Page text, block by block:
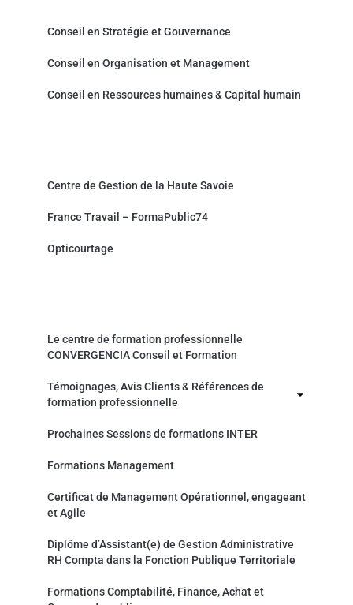
Conseil en Stratégie et Gouvernance
Conseil en Organisation et Management
Conseil en Ressources humaines & Capital humain
Centre de Gestion de la Haute Savoie
France Travail – FormaPublic74
Opticourtage
Le centre de formation professionnelle
CONVERGENCIA Conseil et Formation
Témoignages, Avis Clients & Références de
formation professionnelle
Prochaines Sessions de formations INTER
Formations Management
Certificat de Management Opérationnel, engageant
et Agile
Diplôme d’Assistant(e) de Gestion Administrative
RH Compta dans la Fonction Publique Territoriale
Formations Comptabilité, Finance, Achat et